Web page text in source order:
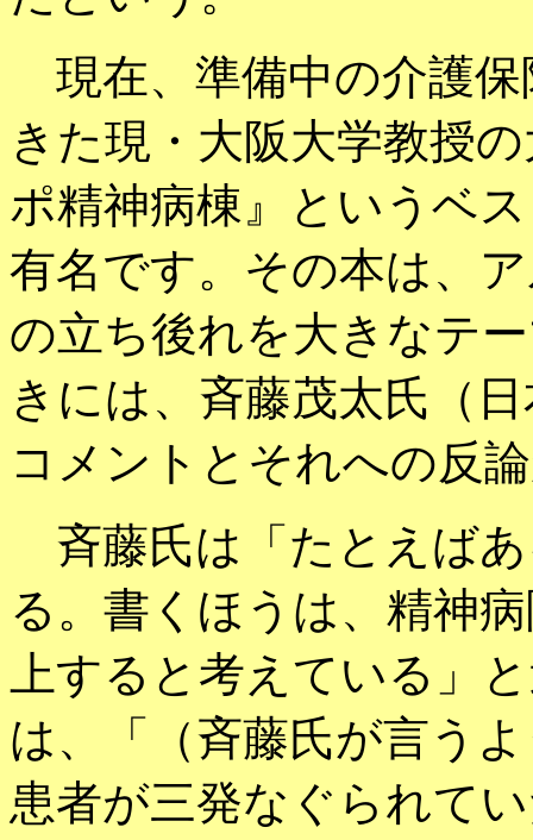
現在、準備中の介護保
きた現・大阪大学教授
ポ精神病棟』というベ
有名です。その本は、
の立ち後れを大きなテ
きには、斉藤茂太氏（
コメントとそれへの反
斉藤氏は「たとえば
る。書くほうは、精神
上すると考えている」
は、「（斉藤氏が言う
患者が三発なぐられて